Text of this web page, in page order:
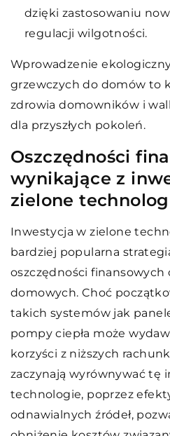
dzięki zastosowaniu
regulacji wilgotności.
Wprowadzenie
grzewczych do domów to
zdrowia domowników i
dla przyszłych pokoleń.
Oszczędności
wynikające z
zielone
Inwestycja w zielone
bardziej popularna
oszczędności
domowych. Choć
takich systemów jak
pompy ciepła może
korzyści z niższych
zaczynają wyrównywać tę
technologie, poprzez
odnawialnych źródeł,